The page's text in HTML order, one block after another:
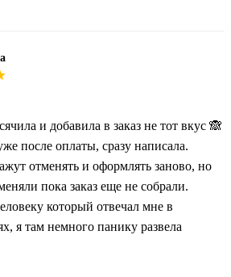
и добавила в заказ не тот вкус 🙈
после оплаты, сразу написала.
отменять и оформлять заново, но
пока заказ еще не собрали.
который отвечал мне в
я там немного панику развела